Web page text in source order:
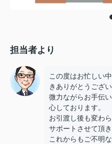
担当者より
この度はお忙しい
きありがとうござい
微力ながらお手伝
心しております。
お引渡し後も変わ
サポートさせて頂き
これからもご不明